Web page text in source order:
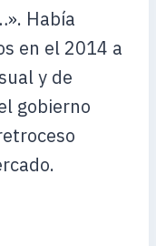
Había
en el 2014 a
y de
gobierno